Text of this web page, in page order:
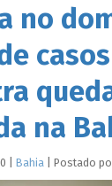
no
na
Bahia Postado